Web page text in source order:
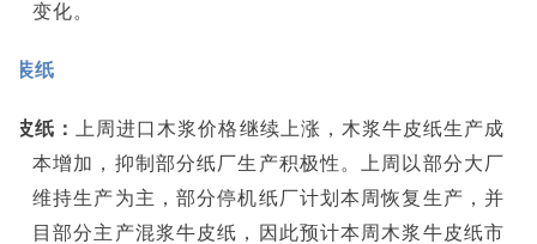
变化。
装纸
皮纸：
上周进口木浆价格继续上涨，木浆牛皮纸生产成
本增加，抑制部分纸厂生产积极性。上周以部分大厂
维持生产为主，部分停机纸厂计划本周恢复生产，并
目部分主产混浆牛皮纸，因此预计本周木浆牛皮纸市